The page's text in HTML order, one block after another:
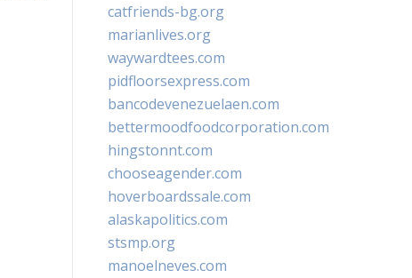
catfriends-bg.org
marianlives.org
waywardtees.com
pidfloorsexpress.com
bancodevenezuelaen.com
bettermoodfoodcorporation.com
hingstonnt.com
chooseagender.com
hoverboardssale.com
alaskapolitics.com
stsmp.org
manoelneves.com